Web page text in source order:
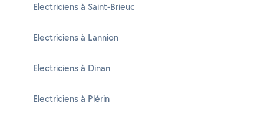
Electriciens à Saint-Brieuc
Electriciens à Lannion
Electriciens à Dinan
Electriciens à Plérin